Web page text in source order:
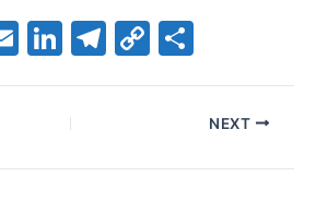
E
Li
k
e
dI
T
a
C
Li
ar
eNEXT